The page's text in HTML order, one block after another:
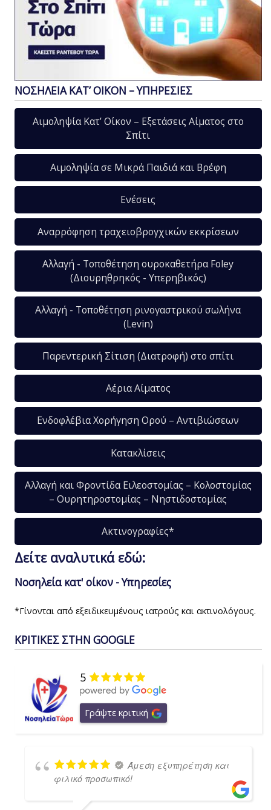
ΝΟΣΗΛΕΙΑ ΚΑΤ’ ΟΙΚΟΝ – ΥΠΗΡΕΣΙΕΣ
Αιμοληψία Κατ’ Οίκον – Εξετάσεις Αίματος στο
Σπίτι
Αιμοληψία σε Μικρά Παιδιά και Βρέφη
Ενέσεις
Αναρρόφηση τραχειοβρογχικών εκκρίσεων
Αλλαγή - Τοποθέτηση ουροκαθετήρα Foley
(Διουρηθρηκός - Υπερηβικός)
Αλλαγή - Τοποθέτηση ρινογαστρικού σωλήνα
(Levin)
Παρεντερική Σίτιση (Διατροφή) στο σπίτι
Αέρια Αίματος
Ενδοφλέβια Χορήγηση Ορού – Αντιβιώσεων
Κατακλίσεις
Αλλαγή και Φροντίδα Ειλεοστομίας – Κολοστομίας
– Ουρητηροστομίας – Νηστιδοστομίας
Ακτινογραφίες*
Δείτε αναλυτικά εδώ:
Νοσηλεία κατ' οίκον - Υπηρεσίες
*Γίνονται από εξειδικευμένους ιατρούς και ακτινολόγους.
ΚΡΙΤΙΚΕΣ ΣΤΗΝ GOOGLE
5
Γράψτε κριτική
Άμεση εξυπηρέτηση και
φιλικό προσωπικό!